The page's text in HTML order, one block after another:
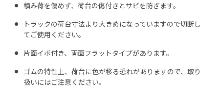
積み荷を傷めず、荷台の傷付きとサビを防ぎます。
トラックの荷台寸法より大きめになっていますので切断し
てご使用ください。
片面イボ付き、両面フラットタイプがあります。
ゴムの特性上、荷台に色が移る恐れがありますので、取り
扱いにはご注意ください。